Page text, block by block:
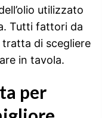
utilizzato
Tutti fattori da
di scegliere
in tavola.
per